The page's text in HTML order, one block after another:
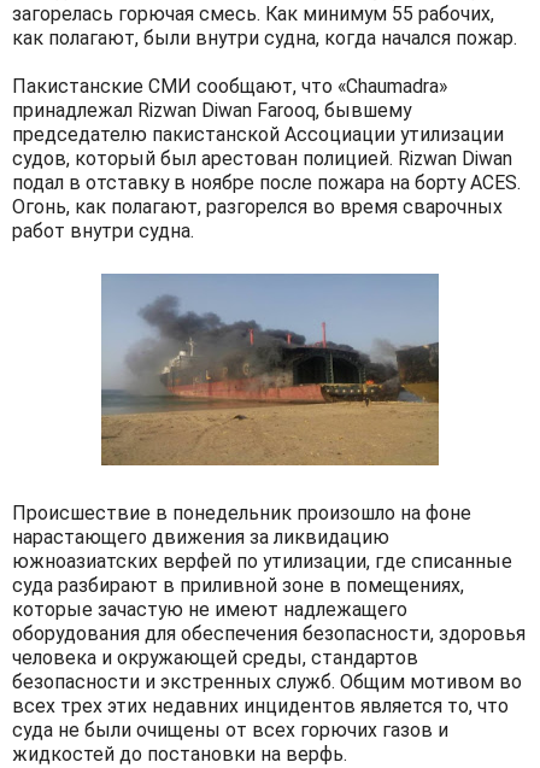
загорелась горючая смесь. Как минимум 55 рабочих,
как полагают, были внутри судна, когда начался пожар.
Пакистанские СМИ сообщают, что «Chaumadra»
принадлежал Rizwan Diwan Farooq, бывшему
председателю пакистанской Ассоциации утилизации
судов, который был арестован полицией. Rizwan Diwan
подал в отставку в ноябре после пожара на борту ACES.
Огонь, как полагают, разгорелся во время сварочных
работ внутри судна.
Происшествие в понедельник произошло на фоне
нарастающего движения за ликвидацию
южноазиатских верфей по утилизации, где списанные
суда разбирают в приливной зоне в помещениях,
которые зачастую не имеют надлежащего
оборудования для обеспечения безопасности, здоровья
человека и окружающей среды, стандартов
безопасности и экстренных служб. Общим мотивом во
всех трех этих недавних инцидентов является то, что
суда не были очищены от всех горючих газов и
жидкостей до постановки на верфь.